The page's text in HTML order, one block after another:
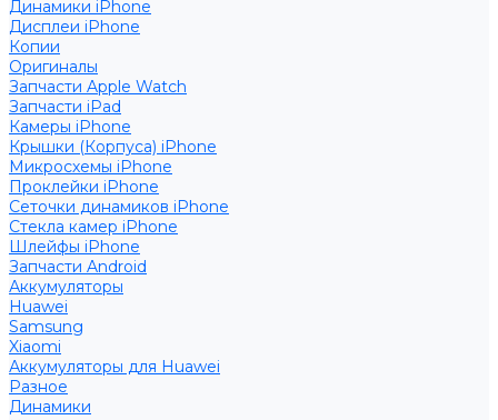
Динамики iPhone
Дисплеи iPhone
Копии
Оригиналы
Запчасти Apple Watch
Запчасти iPad
Камеры iPhone
Крышки (Корпуса) iPhone
Микросхемы iPhone
Проклейки iPhone
Сеточки динамиков iPhone
Стекла камер iPhone
Шлейфы iPhone
Запчасти Android
Аккумуляторы
Huawei
Samsung
Xiaomi
Аккумуляторы для Huawei
Разное
Динамики